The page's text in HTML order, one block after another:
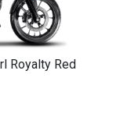
Royalty Red